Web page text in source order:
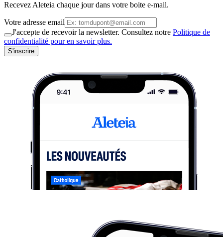
Recevez Aleteia chaque jour dans votre boite e-mail.
Votre adresse email
J'accepte de recevoir la newsletter. Consultez notre Politique de
confidentialité pour en savoir plus.
S'inscrire